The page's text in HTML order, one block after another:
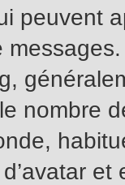
peuvent
nombre